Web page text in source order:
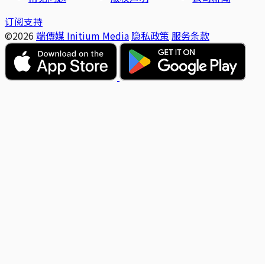
订阅支持
©2026 端傳媒 Initium Media 隐私政策 服务条款